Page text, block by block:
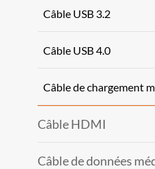
Câble USB 3.2
Câble USB 4.0
Câble de chargement
Câble HDMI
Câble de données